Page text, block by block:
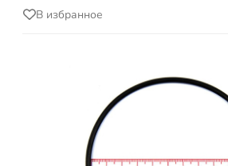
В избранное